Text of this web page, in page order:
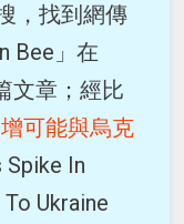
，找到網傳
Bee」在
文章；經比
可能與烏克
Spike In
Ukraine